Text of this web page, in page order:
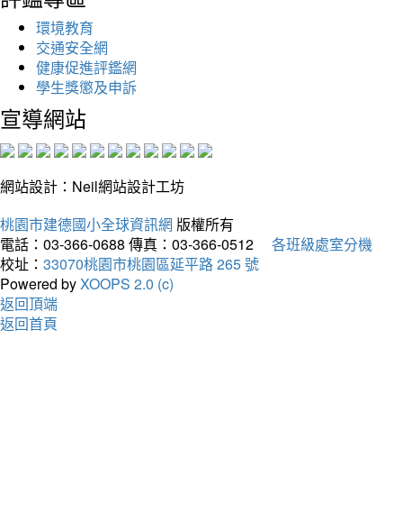
環境教育
交通安全網
健康促進評鑑網
學生獎懲及申訴
宣導網站
網站設計：Neil網站設計工坊
桃園市建德國小全球資訊網 版權所有
電話：03-366-0688 傳真：03-366-0512
各班級處室分機
校址： 33070桃園市桃園區延平路 265 號
Powered byXOOPS 2.0 (c)
返回頂端
返回首頁